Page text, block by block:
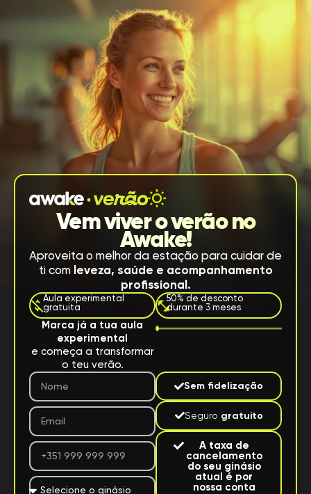
Vem viver o verão no
Awake!
Aproveita o melhor da estação para cuidar de
ti com leveza, saúde e acompanhamento
profissional.
Aula experimental
gratuita
50% de desconto
durante 3 meses
Marca já a tua aula
experimental
e começa a transformar
o teu verão.
Sem fidelização
Seguro gratuito
A taxa de
cancelamento
do seu ginásio
atual é por
nossa conta